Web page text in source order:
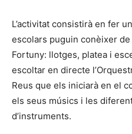
L’activitat consistirà en fer
escolars puguin conèixer
Fortuny: llotges, platea i
escoltar en directe
Reus que els iniciarà en el
els seus músics i les
d’instruments.